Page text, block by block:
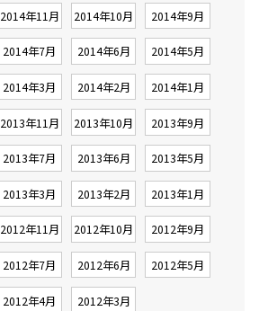
2014年11月 2014年10月 2014年9月
2014年7月 2014年6月 2014年5月
2014年3月 2014年2月 2014年1月
2013年11月 2013年10月 2013年9月
2013年7月 2013年6月 2013年5月
2013年3月 2013年2月 2013年1月
2012年11月 2012年10月 2012年9月
2012年7月 2012年6月 2012年5月
2012年4月 2012年3月